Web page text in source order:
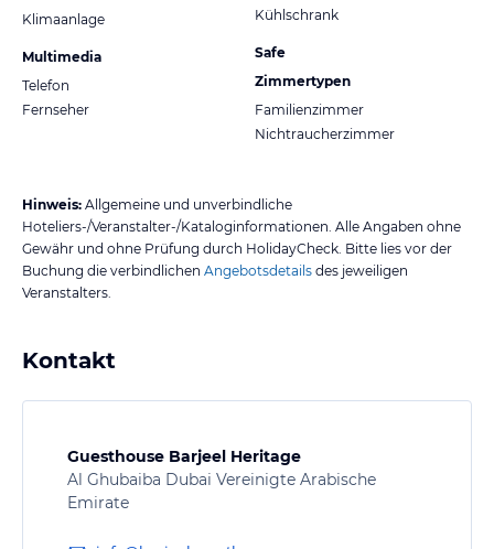
Klimaanlage
Multimedia
Telefon
Fernseher
Kühlschrank
Safe
Zimmertypen
Familienzimmer
Nichtraucherzimmer
Hinweis: Allgemeine und unverbindliche
Hoteliers-/Veranstalter-/Kataloginformationen. Alle Angaben ohne
Gewähr und ohne Prüfung durch HolidayCheck. Bitte lies vor der
Buchung die verbindlichen Angebotsdetails des jeweiligen
Veranstalters.
Kontakt
Guesthouse Barjeel Heritage
Al Ghubaiba Dubai Vereinigte Arabische
Emirate